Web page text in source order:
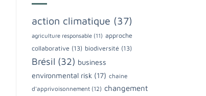
action climatique (37)
agriculture responsable (11) approche
collaborative (13) biodiversité (13)
Brésil (32) business
environmental risk (17) chaine
d'apprivoisonnement (12) changement